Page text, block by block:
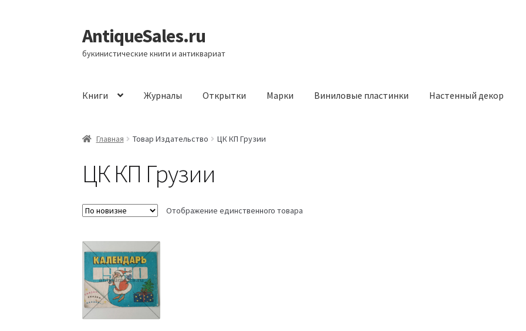
Перейти
к
навигации
Перейти
к
содержимому
AntiqueSales.ru
букинистические книги и антиквариат
Книги Журналы Открытки Марки Виниловые пластинки Настенный декор
ГлавнаяГлавная Товар Издательство ЦК КП Грузии
ЦК КП Грузии
Отображение единственного товара